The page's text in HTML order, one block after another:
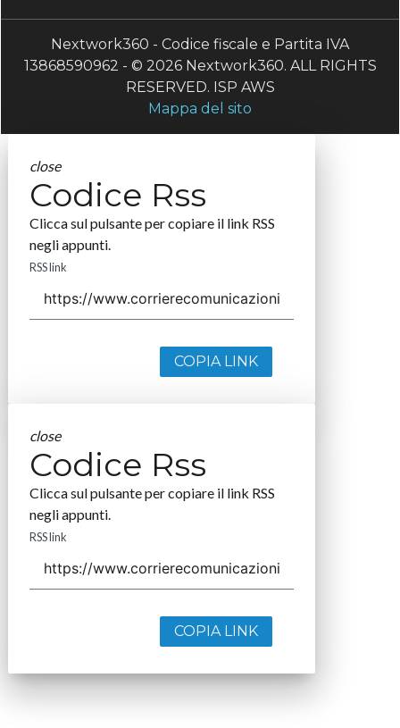
Nextwork360 - Codice fiscale e Partita IVA
13868590962 - © 2026 Nextwork360. ALL RIGHTS
RESERVED. ISP AWS
Mappa del sito
close
Codice Rss
Clicca sul pulsante per copiare il link RSS
negli appunti.
RSS link
COPIA LINK
close
Codice Rss
Clicca sul pulsante per copiare il link RSS
negli appunti.
RSS link
COPIA LINK